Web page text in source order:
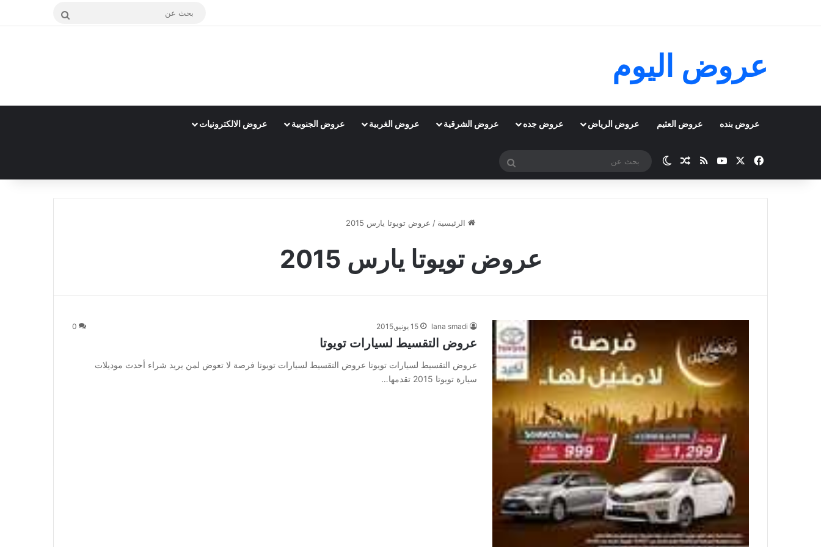
بحث
عروض اليوم
عروض بنده عروض العثيم عروض الرياض عروض جده عروض الشرقية عروض الغربية عروض الجنوبية عروض الالكترونيات
فيسبوك ‫YouTubeملخص الموقع RSS
مقال عشوائي
الوضع المظلم
بحث
الرئيسية / عروض تويوتا يارس 2015
عروض تويوتا يارس 2015
lana smadi 15 يونيو,2015 0
عروض التقسيط لسيارات تويوتا
عروض التقسيط لسيارات تويوتا عروض التقسيط لسيارات تويوتا فرصة لا تعوض لمن يريد شراء أحدث موديلات
سيارة تويوتا 2015 تقدمها…